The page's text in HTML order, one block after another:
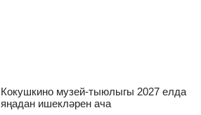
Кокушкино музей-тыюлыгы 2027 елда
яңадан ишекләрен ача